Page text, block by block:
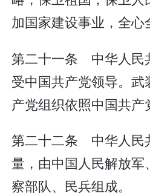
加国家建设事业，全心
第二十一条 中华人民
受中国共产党领导。
产党组织依照中国共产
第二十二条 中华人民
量，由中国人民解放
察部队、民兵组成。